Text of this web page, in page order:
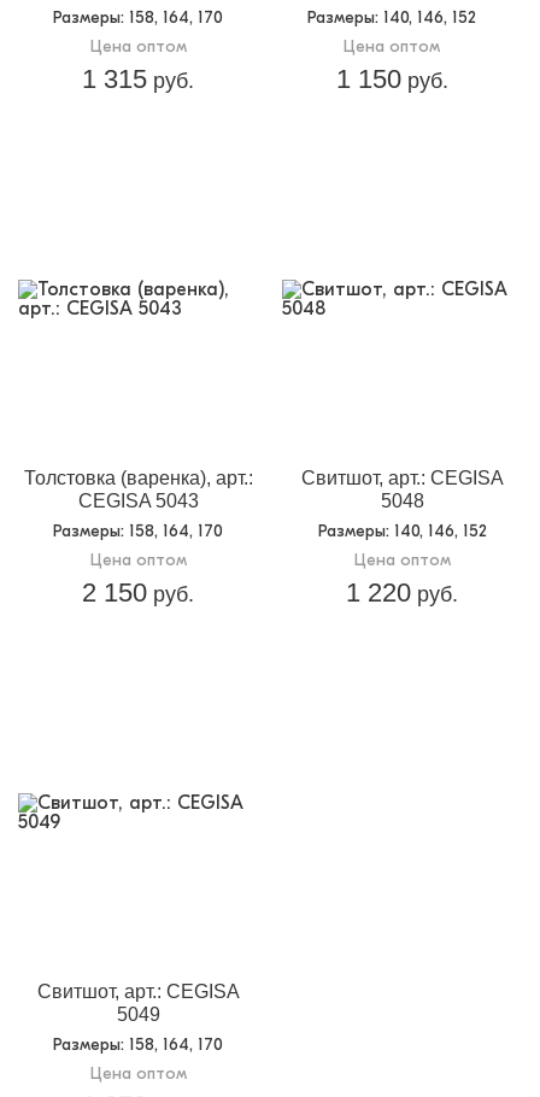
Размеры: 158, 164, 170
Цена оптом
1 315 руб.
Размеры: 140, 146, 152
Цена оптом
1 150руб.
Толстовка (варенка), арт.:
CEGISA 5043
Размеры: 158, 164, 170
Цена оптом
2 150 руб.
Свитшот, арт.: CEGISA
5048
Размеры: 140, 146, 152
Цена оптом
1 220 руб.
Свитшот, арт.: CEGISA
5049
Размеры: 158, 164, 170
Цена оптом